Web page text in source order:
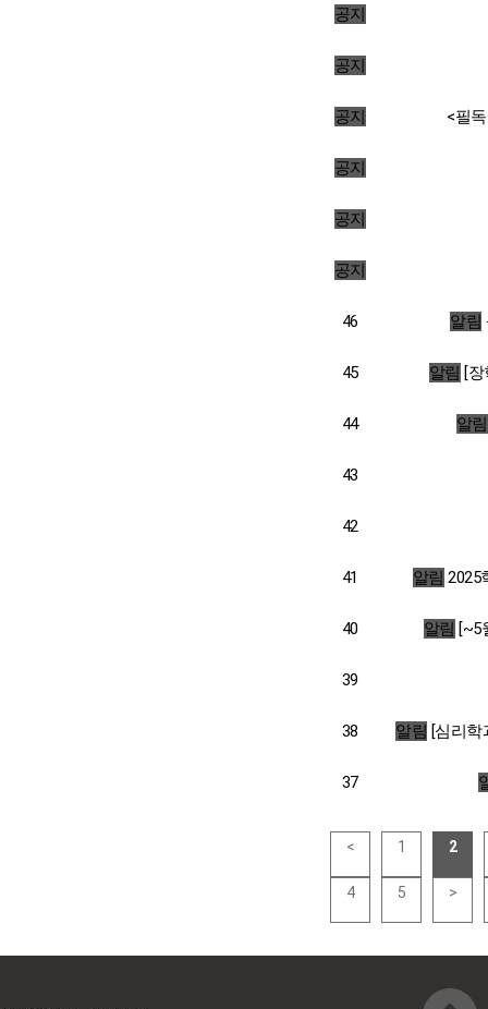
공지
공지
공지 <필
공지
공지
공지
46 알림
45 알림 [
44 알림
43
42
41 알림 2025
40 알림 [~5
39
38 알림 [심리
37
< 1 2
4 5 >